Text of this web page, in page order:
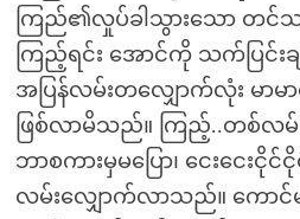
ကြည်၏လှုပ်ခါသွားသော တင်သ
ကြည့်ရင်း အောင်ကို သက်ပြင်
အပြန်လမ်းတလျှောက်လုံး မာမ
ဖြစ်လာမိသည်။ ကြည့်..တစ်
ဘာစကားမှမပြော၊ ငေးငေး
လမ်းလျှောက်လာသည်။ ကောင်